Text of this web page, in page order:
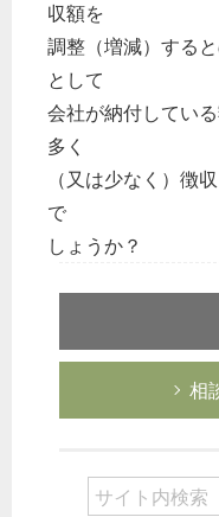
収額を
調整（増減）する
として
会社が納付してい
多く
（又は少なく）徴
で
しょうか？
相